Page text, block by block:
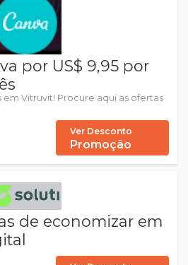
por US$ 9,95 por
em Vitruvit! Procure aqui as ofertas
Ver Desconto
Promoção
de economizar em